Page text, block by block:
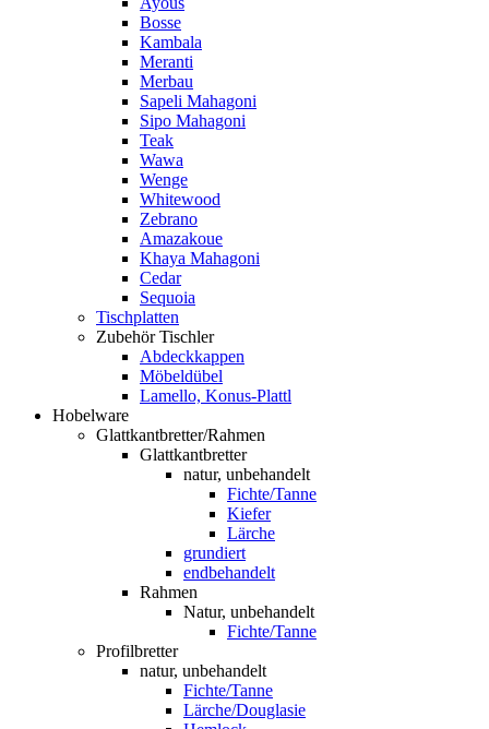
Bosse
Kambala
Meranti
Merbau
Sapeli Mahagoni
Sipo Mahagoni
Teak
Wawa
Wenge
Whitewood
Zebrano
Amazakoue
Khaya Mahagoni
Cedar
Sequoia
Tischplatten
Zubehör Tischler
Abdeckkappen
Möbeldübel
Lamello, Konus-Plattl
Hobelware
Glattkantbretter/Rahmen
Glattkantbretter
natur, unbehandelt
Fichte/Tanne
Kiefer
Lärche
grundiert
endbehandelt
Rahmen
Natur, unbehandelt
Fichte/Tanne
Profilbretter
natur, unbehandelt
Fichte/Tanne
Lärche/Douglasie